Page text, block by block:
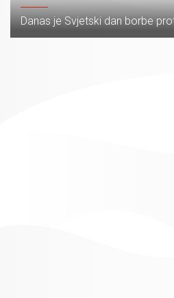
Danas je Svjetski dan borbe